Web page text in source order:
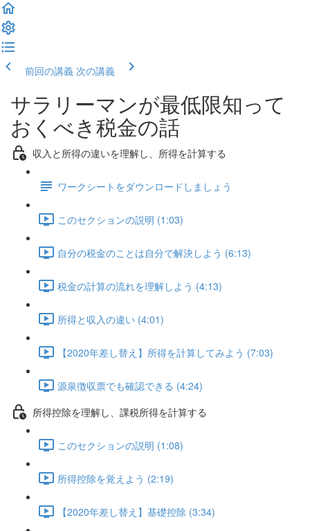
前回の講義 次の講義
サラリーマンが最低限知って
おくべき税金の話
収入と所得の違いを理解し、所得を計算する
ワークシートをダウンロードしましょう
このセクションの説明 (1:03)
自分の税金のことは自分で解決しよう (6:13)
税金の計算の流れを理解しよう (4:13)
所得と収入の違い (4:01)
【2020年差し替え】所得を計算してみよう (7:03)
源泉徴収票でも確認できる (4:24)
所得控除を理解し、課税所得を計算する
このセクションの説明 (1:08)
所得控除を覚えよう (2:19)
【2020年差し替え】基礎控除 (3:34)